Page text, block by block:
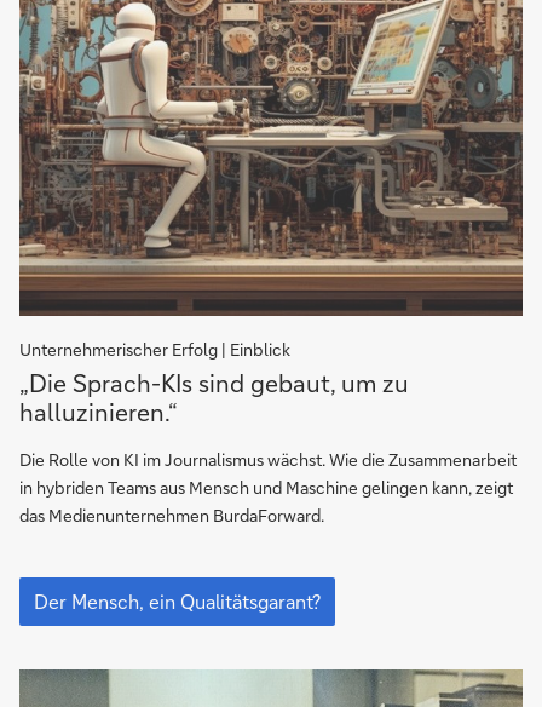
Unternehmerischer Erfolg | Einblick
„Die
Sprach-
KIs
sind
gebaut,
um
halluzinieren.“
„Die Sprach-KIs sind gebaut, um zu
halluzinieren.“
Die Rolle von KI im Journalismus wächst. Wie die Zusammenarbeit
in hybriden Teams aus Mensch und Maschine gelingen kann, zeigt
das Medienunternehmen BurdaForward.
„Die
Sprach-
KIs
gebaut,
Der Mensch, ein Qualitätsgarant?